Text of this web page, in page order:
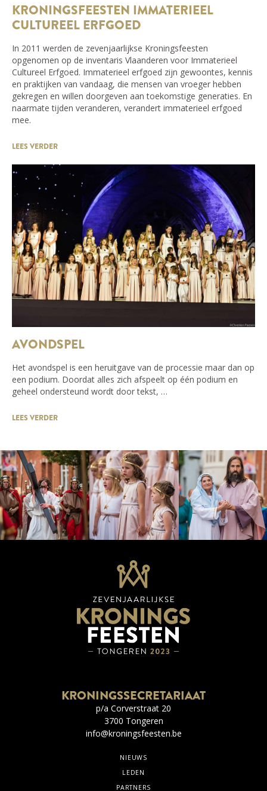
KRONINGSFEESTEN IMMATERIEEL
CULTUREEL ERFGOED
In 2011 werden de zevenjaarlijkse Kroningsfeesten
opgenomen op de inventaris Vlaanderen voor Immaterieel
Cultureel Erfgoed. Immaterieel erfgoed zijn gewoontes, kennis
en praktijken van vandaag, die mensen van vroeger hebben
gekregen en willen doorgeven aan toekomstige generaties. En
naarmate tijden veranderen, verandert immaterieel erfgoed
mee.
LEES VERDER
AVONDSPEL
Het avondspel is een heruitgave van de processie maar dan op
een podium. Doordat alles zich afspeelt op één podium en
geheel ondersteund wordt door tekst, …
LEES VERDER
KRONINGSSECRETARIAAT
p/a Corverstraat 20
3700 Tongeren
info@kroningsfeesten.be
NIEUWS
LEDEN
PARTNERS